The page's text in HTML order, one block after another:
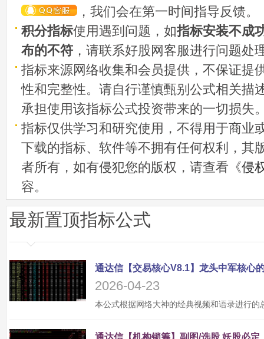
，我们会在第一时间指导反馈。
积分指标使用遇到问题，如指标安装不成
布的不符 ，请联系好股网客服进行问题处
指标来源网络收集和会员提供，不保证提
性和完整性。请自行谨慎甄别公式相关描
承担使用该指标公式投资带来的一切损失
指标仅供学习和研究使用，不得用于商业
下载的指标、软件等不拥有任何权利，其
者所有，如有侵犯您的版权，请查看《侵
容。
最新置顶指标公式
2026-04-23